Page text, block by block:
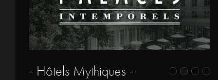
- Hôtels Mythiques -